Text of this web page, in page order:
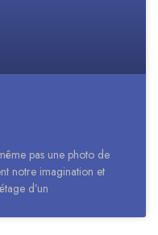
pas une photo de
notre imagination et
d’un